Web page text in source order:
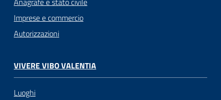
Imprese e commercio
Autorizzazioni
VIVERE VIBO VALENTIA
Luoghi